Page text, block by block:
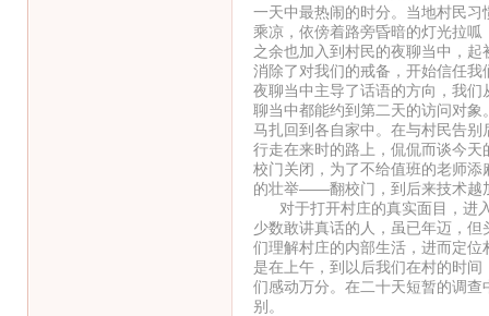
一天中最热闹的时分。当地村民
乘凉，依傍着路旁昏暗的灯光拉
之余也加入到村民的夜聊当中，
消除了对我们的戒备，开始信任
夜聊当中主导了话语的方向，我
聊当中都能约到第二天的访问对
马扎回到各自家中。在与村民告
行走在来时的路上，侃侃而谈今
校门关闭，为了不给值班的老师
的壮举——翻校门，到后来技术越
对于打开村庄的真实面目，进入
少数敢讲真话的人，虽已年迈，
们理解村庄的内部生活，进而定
是在上午，到以后我们在村的时
们感动万分。在二十天短暂的调
别。